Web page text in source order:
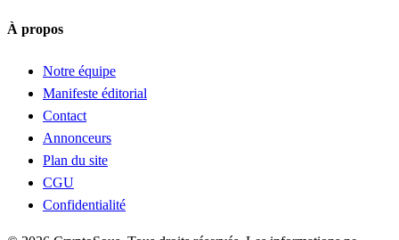
À propos
Notre équipe
Manifeste éditorial
Contact
Annonceurs
Plan du site
CGU
Confidentialité